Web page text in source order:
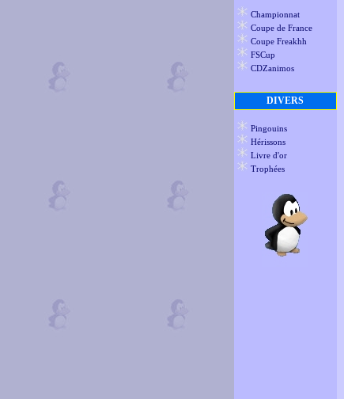
Championnat
Coupe de France
Coupe Freakhh
FSCup
CDZanimos
DIVERS
Pingouins
Hérissons
Livre d'or
Trophées